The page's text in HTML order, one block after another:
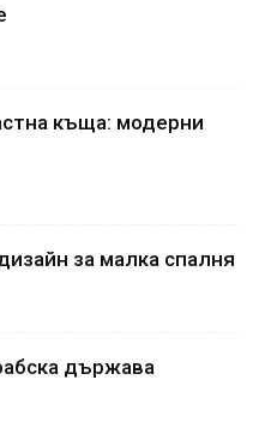
къща: модерни
за малка спалня
държава